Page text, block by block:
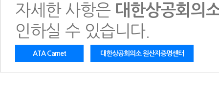
자세한 사항은 대한상공회의
인하실 수 있습니다.
ATA Carnet 대한상공회의소 원산지증명센터